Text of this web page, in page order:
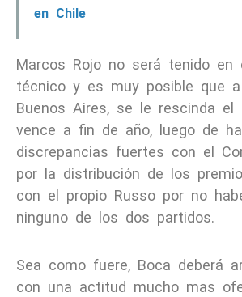
en Chile
Marcos Rojo no será tenido en
técnico y es muy posible que
Buenos Aires, se le rescinda el
vence a fin de año, luego de
discrepancias fuertes con el
por la distribución de los
con el propio Russo por no
ninguno de los dos partidos.
Sea como fuere, Boca deberá
con una actitud mucho mas